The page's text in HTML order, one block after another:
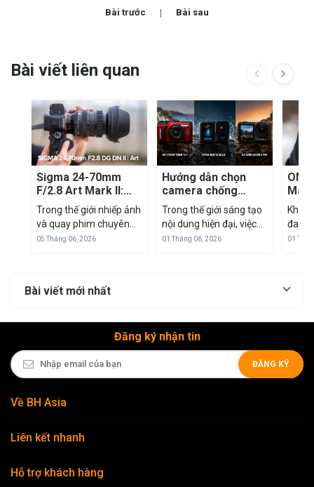
Bài trước Bài sau
Bài viết liên quan
Sigma 24-70mm
F/2.8 Art Mark II:
'Tiêu Cự Vàng' Để
Tác Nghiệp Trong
Mọi Tình Huống
Trong thế giới nhiếp ảnh
và quay phim chuyên
nghiệp, dải tiêu cự 24-
có thể đáp ứng từ
05 Tháng 06, 2026
Hướng dẫn chọn
camera chống
nước: TG-7 vs
GoPro vs DJI
Trong thế giới sáng tạo
nội dung hiện đại, việc
sở hữu một thiết bị nhỏ
01 Tháng 06, 2026
OM
M43
Khi
đang
đua
với
01
Bài viết mới nhất
Đăng ký nhận tin
ĐĂNG KÝ
Về BH Asia
Liên kết nhanh
Hỗ trợ khách hàng